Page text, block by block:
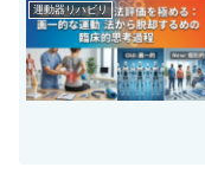
運動器リハビリ